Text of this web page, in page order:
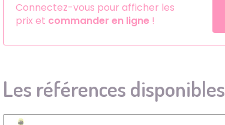
Connectez-vous pour afficher les
prix et commander en ligne !
Les références disponibles